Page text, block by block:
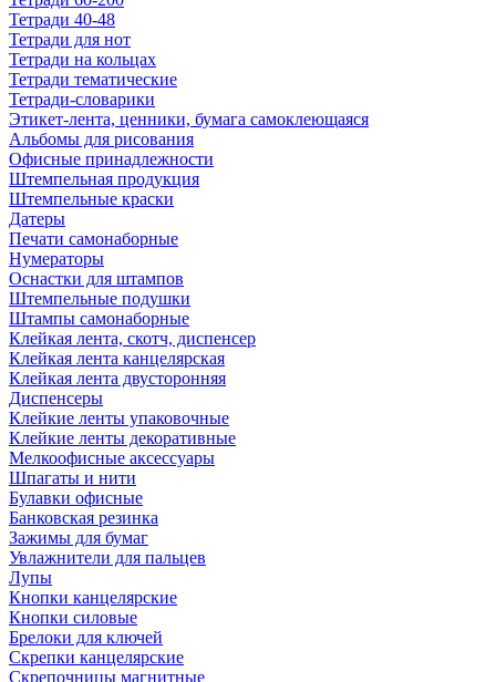
Тетради 40-48
Тетради для нот
Тетради на кольцах
Тетради тематические
Тетради-словарики
Этикет-лента, ценники, бумага самоклеющаяся
Альбомы для рисования
Офисные принадлежности
Штемпельная продукция
Штемпельные краски
Датеры
Печати самонаборные
Нумераторы
Оснастки для штампов
Штемпельные подушки
Штампы самонаборные
Клейкая лента, скотч, диспенсер
Клейкая лента канцелярская
Клейкая лента двусторонняя
Диспенсеры
Клейкие ленты упаковочные
Клейкие ленты декоративные
Мелкоофисные аксессуары
Шпагаты и нити
Булавки офисные
Банковская резинка
Зажимы для бумаг
Увлажнители для пальцев
Лупы
Кнопки канцелярские
Кнопки силовые
Брелоки для ключей
Скрепки канцелярские
Скрепочницы магнитные